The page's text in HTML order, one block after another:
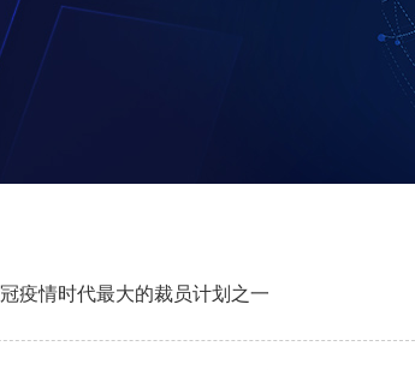
疫情时代最大的裁员计划之一